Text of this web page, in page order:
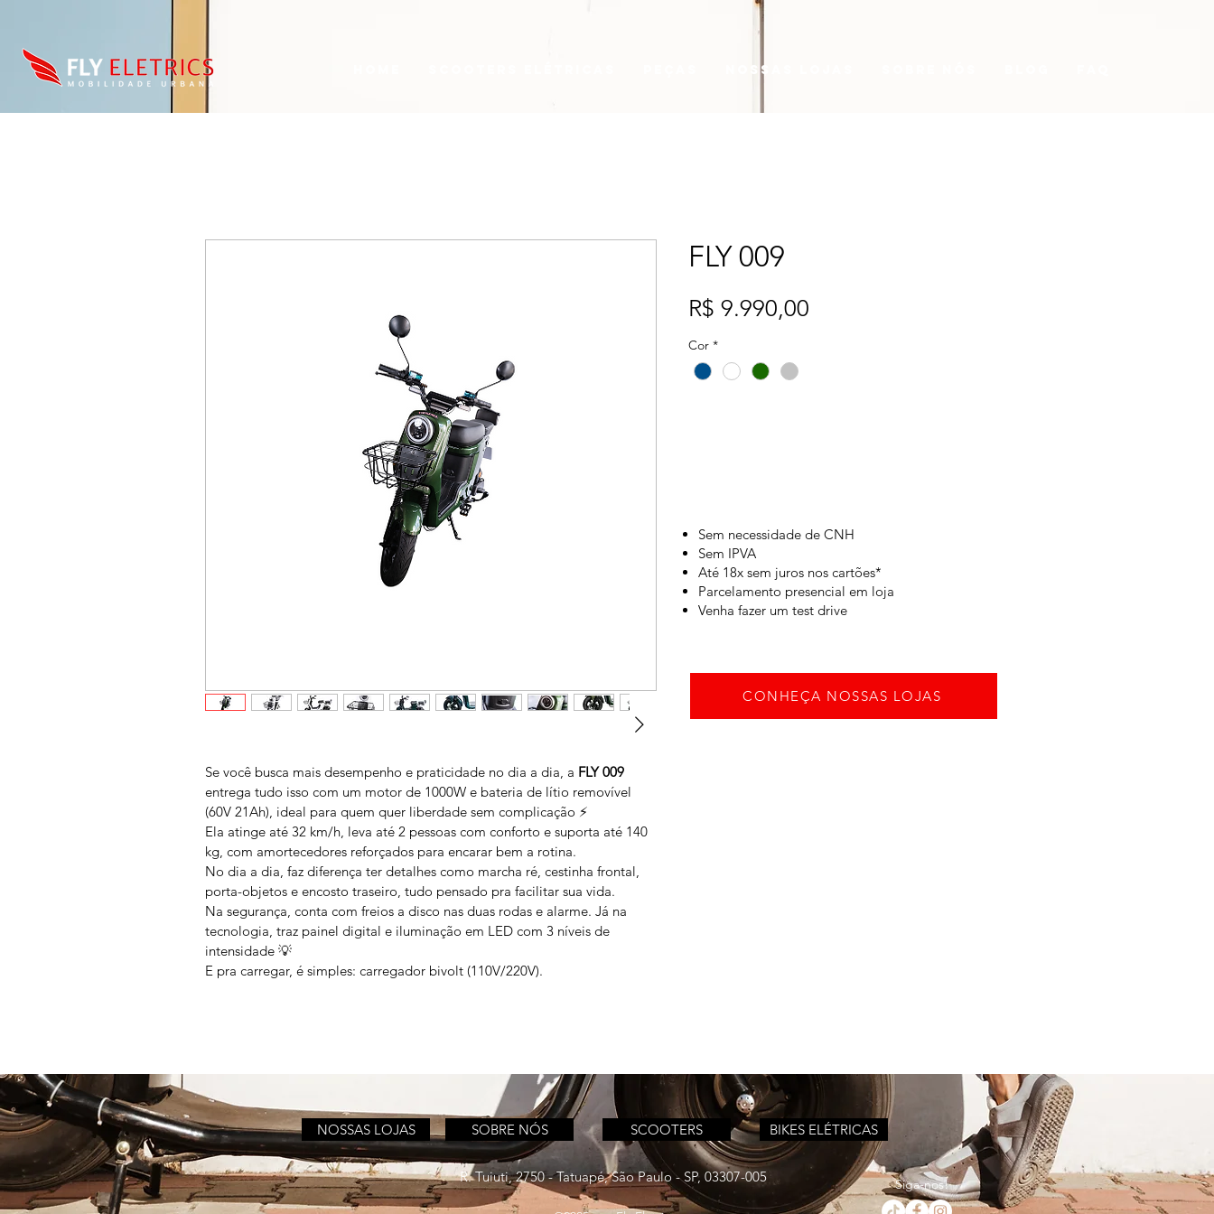
Nossas lojas
Se você busca mais desempenho e praticidade no dia a dia, a FLY 009
entrega tudo isso com um motor de 1000W e bateria de lítio removível
(60V 21Ah), ideal para quem quer liberdade sem complicação ⚡
Ela atinge até 32 km/h, leva até 2 pessoas com conforto e suporta até 140
kg, com amortecedores reforçados para encarar bem a rotina.
No dia a dia, faz diferença ter detalhes como marcha ré, cestinha frontal,
porta-objetos e encosto traseiro, tudo pensado pra facilitar sua vida.
Na segurança, conta com freios a disco nas duas rodas e alarme. Já na
tecnologia, traz painel digital e iluminação em LED com 3 níveis de
intensidade 💡
E pra carregar, é simples: carregador bivolt (110V/220V).
FLY 009
R$ 9.990,00
Cor *
CONHEÇA NOSSAS LOJAS
Sem necessidade de CNH
Sem IPVA
Até 18x sem juros nos cartões*
Parcelamento presencial em loja
Venha fazer um test drive
NOSSAS LOJAS SOBRE NÓS SCOOTERS BIKES ELÉTRICAS
Siga-nos!
R. Tuiuti, 2750 - Tatuapé, São Paulo - SP, 03307-005